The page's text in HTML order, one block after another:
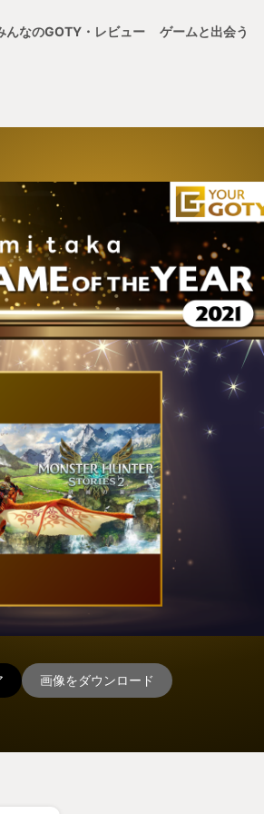
んなのGOTY・レビュー ゲームと出会う
画像をダウンロード